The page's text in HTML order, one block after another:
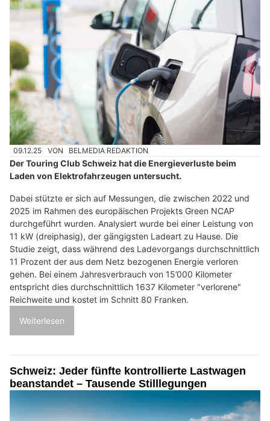
09.12.25 VON BELMEDIA REDAKTION
Der Touring Club Schweiz hat die Energieverluste beim
Laden von Elektrofahrzeugen untersucht.
Dabei stützte er sich auf Messungen, die zwischen 2022 und
2025 im Rahmen des europäischen Projekts Green NCAP
durchgeführt wurden. Analysiert wurde bei einer Leistung von
11 kW (dreiphasig), der gängigsten Ladeart zu Hause. Die
Studie zeigt, dass während des Ladevorgangs durchschnittlich
11 Prozent der aus dem Netz bezogenen Energie verloren
gehen. Bei einem Jahresverbrauch von 15’000 Kilometer
entspricht dies durchschnittlich 1637 Kilometer "verlorene"
Reichweite und kostet im Schnitt 80 Franken.
Weiterlesen
Schweiz: Jeder fünfte kontrollierte Lastwagen
beanstandet – Tausende Stilllegungen